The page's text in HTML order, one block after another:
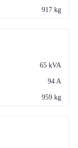
917 kg
65 kVA
94 A
959 kg